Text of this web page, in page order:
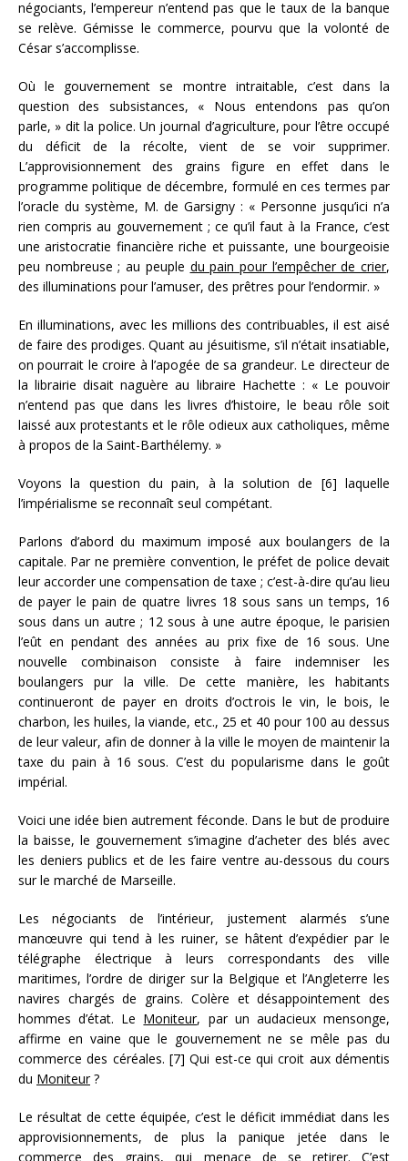
négociants, l’empereur n’entend pas que le taux de la banque
se relève. Gémisse le commerce, pourvu que la volonté de
César s’accomplisse.
Où le gouvernement se montre intraitable, c’est dans la
question des subsistances, « Nous entendons pas qu’on
parle, » dit la police. Un journal d’agriculture, pour l’être occupé
du déficit de la récolte, vient de se voir supprimer.
L’approvisionnement des grains figure en effet dans le
programme politique de décembre, formulé en ces termes par
l’oracle du système, M. de Garsigny : « Personne jusqu’ici n’a
rien compris au gouvernement ; ce qu’il faut à la France, c’est
une aristocratie financière riche et puissante, une bourgeoisie
peu nombreuse ; au peuple du pain pour l’empêcher de crier,
des illuminations pour l’amuser, des prêtres pour l’endormir. »
En illuminations, avec les millions des contribuables, il est aisé
de faire des prodiges. Quant au jésuitisme, s’il n’était insatiable,
on pourrait le croire à l’apogée de sa grandeur. Le directeur de
la librairie disait naguère au libraire Hachette : « Le pouvoir
n’entend pas que dans les livres d’histoire, le beau rôle soit
laissé aux protestants et le rôle odieux aux catholiques, même
à propos de la Saint-Barthélemy. »
Voyons la question du pain, à la solution de [6] laquelle
l’impérialisme se reconnaît seul compétant.
Parlons d’abord du maximum imposé aux boulangers de la
capitale. Par ne première convention, le préfet de police devait
leur accorder une compensation de taxe ; c’est-à-dire qu’au lieu
de payer le pain de quatre livres 18 sous sans un temps, 16
sous dans un autre ; 12 sous à une autre époque, le parisien
l’eût en pendant des années au prix fixe de 16 sous. Une
nouvelle combinaison consiste à faire indemniser les
boulangers pur la ville. De cette manière, les habitants
continueront de payer en droits d’octrois le vin, le bois, le
charbon, les huiles, la viande, etc., 25 et 40 pour 100 au dessus
de leur valeur, afin de donner à la ville le moyen de maintenir la
taxe du pain à 16 sous. C’est du popularisme dans le goût
impérial.
Voici une idée bien autrement féconde. Dans le but de produire
la baisse, le gouvernement s’imagine d’acheter des blés avec
les deniers publics et de les faire ventre au-dessous du cours
sur le marché de Marseille.
Les négociants de l’intérieur, justement alarmés s’une
manœuvre qui tend à les ruiner, se hâtent d’expédier par le
télégraphe électrique à leurs correspondants des ville
maritimes, l’ordre de diriger sur la Belgique et l’Angleterre les
navires chargés de grains. Colère et désappointement des
hommes d’état. Le Moniteur, par un audacieux mensonge,
affirme en vaine que le gouvernement ne se mêle pas du
commerce des céréales. [7] Qui est-ce qui croit aux démentis
du Moniteur?
Le résultat de cette équipée, c’est le déficit immédiat dans les
approvisionnements, de plus la panique jetée dans le
commerce des grains, qui menace de se retirer. C’est